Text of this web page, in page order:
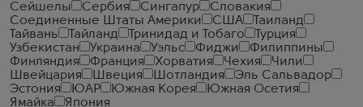
Сейшелы
Сербия Сингапур
Словакия
Соединенные Штаты Америки
США
Таиланд
Тайвань
Тайланд Тринидад и Тобаго
Турция
Узбекистан
Украина Уэльс Фиджи
Филиппины
Финляндия
Франция Хорватия Чехия
Чили
Швейцария
Швеция Шотландия
Эль Сальвадор
Эстония
ЮАР Южная Корея
Южная Осетия
Ямайка
Япония